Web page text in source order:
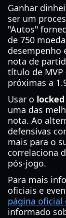
Ganhar
ser um
"Autos"
de 750
desempenho
nota de
título de
próximas a
Usar o
uma das
nota. Ao
defensivas
mais para o
correlaciona
pós-jogo.
Para mais
oficiais e
página oficial
informado